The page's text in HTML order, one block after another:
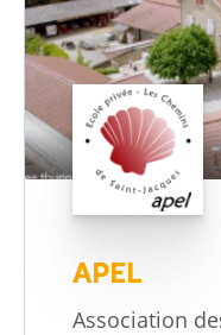
APEL
Association